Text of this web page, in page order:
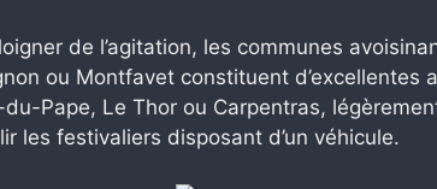
de l’agitation, les communes
ou Montfavet constituent d’excellentes
Pape, Le Thor ou Carpentras,
les festivaliers disposant d’un véhicule.